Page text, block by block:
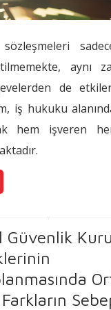
aynı
de
iş hukuku
hem işveren
Güvenlik
Farkların